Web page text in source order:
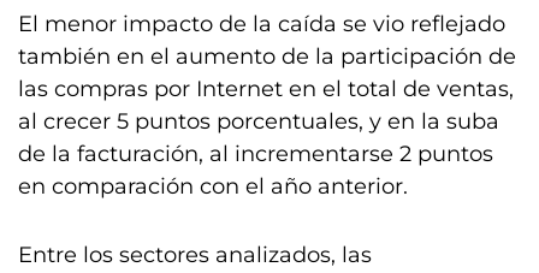
El menor impacto de la caída se vio reflejado
también en el aumento de la participación de
las compras por Internet en el total de ventas,
al crecer 5 puntos porcentuales, y en la suba
de la facturación, al incrementarse 2 puntos
en comparación con el año anterior.
Entre los sectores analizados, las